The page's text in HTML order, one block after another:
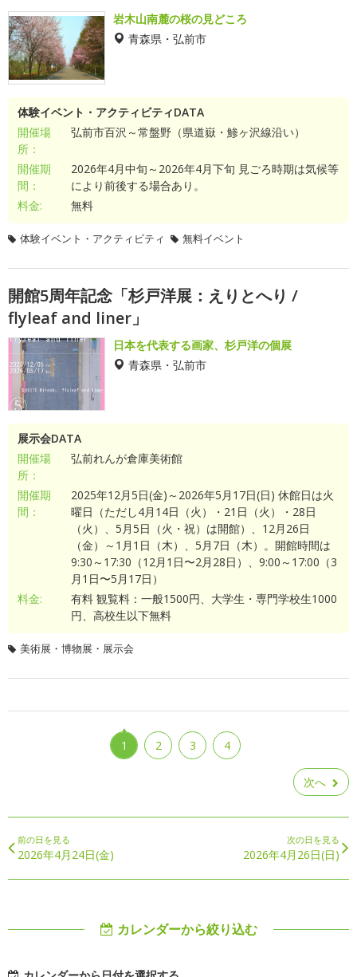
岩木山南麓の桜の見どころ
青森県・弘前市
体験イベント・アクティビティDATA
開催場
所：
弘前市百沢～常盤野（県道嶽・鯵ヶ沢線沿い）
開催期
間：
2026年4月中旬～2026年4月下旬 見ごろ時期は気候等
により前後する場合あり。
料金:
無料
体験イベント・アクティビティ 無料イベント
開館5周年記念「杉戸洋展：えりとへり /
flyleaf and liner」
日本を代表する画家、杉戸洋の個展
青森県・弘前市
展示会DATA
開催場
所：
弘前れんが倉庫美術館
開催期
間：
2025年12月5日(金)～2026年5月17日(日) 休館日は火
曜日（ただし4月14日（火）・21日（火）・28日
（火）、5月5日（火・祝）は開館）、12月26日
（金）～1月1日（木）、5月7日（木）。開館時間は
9:30～17:30（12月1日〜2月28日）、9:00～17:00（3
月1日〜5月17日）
料金:
有料 観覧料：一般1500円、大学生・専門学校生1000
円、高校生以下無料
美術展・博物展・展示会
1 2 3 4
次へ
前の日を見る
2026年4月24日(金)
次の日を見る
2026年4月26日(日)
カレンダーから絞り込む